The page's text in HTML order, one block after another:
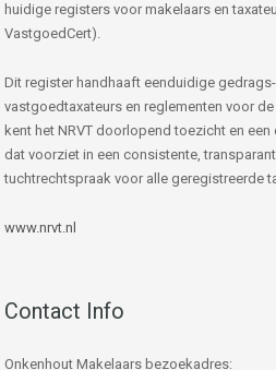
huidige registers voor makelaars en
VastgoedCert).
Dit register handhaaft eenduidige
vastgoedtaxateurs en reglementen voor
kent het NRVT doorlopend toezicht en
dat voorziet in een consistente,
tuchtrechtspraak voor alle geregistreerde
www.nrvt.nl
Contact Info
Onkenhout Makelaars bezoekadres: